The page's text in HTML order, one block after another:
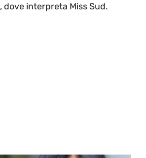
, dove interpreta Miss Sud.